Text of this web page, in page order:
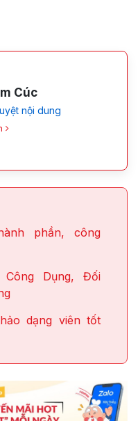
Cúc
nội dung
phần, công
Công Dụng, Đối
dạng viên tốt